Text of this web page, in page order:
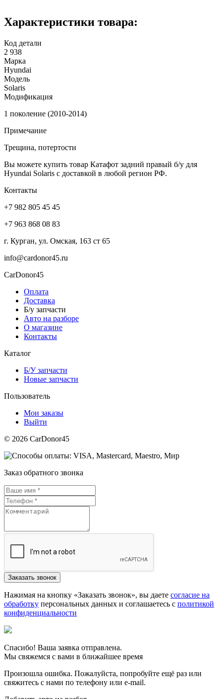
Характеристики товара:
Код детали
2 938
Марка
Hyundai
Модель
Solaris
Модификация
1 поколение (2010-2014)
Примечание
Трещина, потертости
Вы можете купить товар Катафот задний правый б/у для
Hyundai Solaris с доставкой в любой регион РФ.
Контакты
+7 982 805 45 45
+7 963 868 08 83
г. Курган, ул. Омская, 163 ст 65
info@cardonor45.ru
CarDonor45
Оплата
Доставка
Б/у запчасти
Авто на разборе
О магазине
Контакты
Каталог
Б/У запчасти
Новые запчасти
Пользователь
Мои заказы
Выйти
© 2026 CarDonor45
Заказ обратного звонка
Нажимая на кнопку «Заказать звонок», вы даете согласие на
обработку персональных данных и соглашаетесь c политикой
конфиденциальности
Спасибо! Ваша заявка отправлена.
Мы свяжемся с вами в ближайшее время
Произошла ошибка. Пожалуйста, попробуйте ещё раз или
свяжитесь с нами по телефону или e-mail.